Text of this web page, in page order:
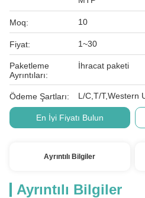
Moq: 10
Fiyat: 1~30
Paketleme
Ayrıntıları:
İhracat paketi
Ödeme Şartları: L/C,T/T,Western
En İyi Fiyatı Bulun
Ayrıntılı Bilgiler
Ayrıntılı Bilgiler